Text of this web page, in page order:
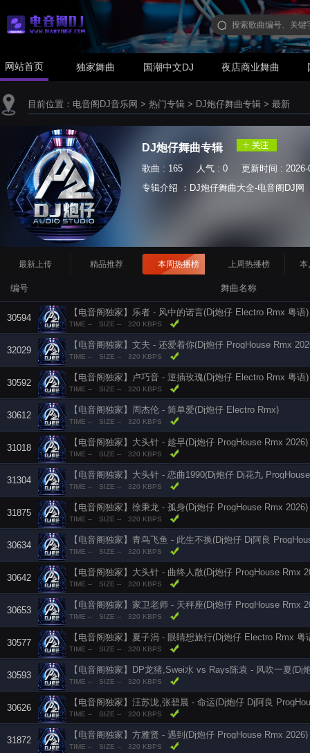
网站首页 独家舞曲 国潮中文DJ 夜店商业舞曲
目前位置： 电音阁DJ音乐网 > 热门专辑 > DJ炮仔舞曲专辑 > 最新
DJ炮仔舞曲专辑
歌曲 : 165 人气 : 0 更新时间 : 2026-
专辑介绍 ：DJ炮仔舞曲大全-电音阁DJ网
最新上传 精品推荐 本周热播榜 上周热播榜 本
编号 舞曲名称
30594
【电音阁独家】乐者 - 风中的诺言(Dj炮仔 Electro Rmx 粤语)
TIME -- SIZE -- 320 KBPS
32029
【电音阁独家】文夫 - 还爱着你(Dj炮仔 ProgHouse Rmx
TIME -- SIZE -- 320 KBPS
30592
【电音阁独家】卢巧音 - 逆插玫瑰(Dj炮仔 Electro Rmx 粤语)
TIME -- SIZE -- 320 KBPS
30612
【电音阁独家】周杰伦 - 简单爱(Dj炮仔 Electro Rmx)
TIME -- SIZE -- 320 KBPS
31018
【电音阁独家】大头针 - 趁早(Dj炮仔 ProgHouse Rmx 2026)
TIME -- SIZE -- 320 KBPS
31304
【电音阁独家】大头针 - 恋曲1990(Dj炮仔 Dj花九
TIME -- SIZE -- 320 KBPS
31875
【电音阁独家】徐秉龙 - 孤身(Dj炮仔 ProgHouse Rmx 2026)
TIME -- SIZE -- 320 KBPS
30634
【电音阁独家】青鸟飞鱼 - 此生不换(Dj炮仔 Dj阿良
TIME -- SIZE -- 320 KBPS
30642
【电音阁独家】大头针 - 曲终人散(Dj炮仔 ProgHouse Rmx
TIME -- SIZE -- 320 KBPS
30653
【电音阁独家】家卫老师 - 天秤座(Dj炮仔 ProgHouse Rmx
TIME -- SIZE -- 320 KBPS
30577
【电音阁独家】夏子涓 - 眼睛想旅行(Dj炮仔 Electro Rmx 粤
TIME -- SIZE -- 320 KBPS
30593
【电音阁独家】DP龙猪,Swei水 vs Rays陈袁 - 风吹一夏(Dj
TIME -- SIZE -- 320 KBPS
30626
【电音阁独家】汪苏泷,张碧晨 - 命运(Dj炮仔 Dj阿良
TIME -- SIZE -- 320 KBPS
31872
【电音阁独家】方雅贤 - 遇到(Dj炮仔 ProgHouse Rmx 2026)
TIME -- SIZE -- 320 KBPS